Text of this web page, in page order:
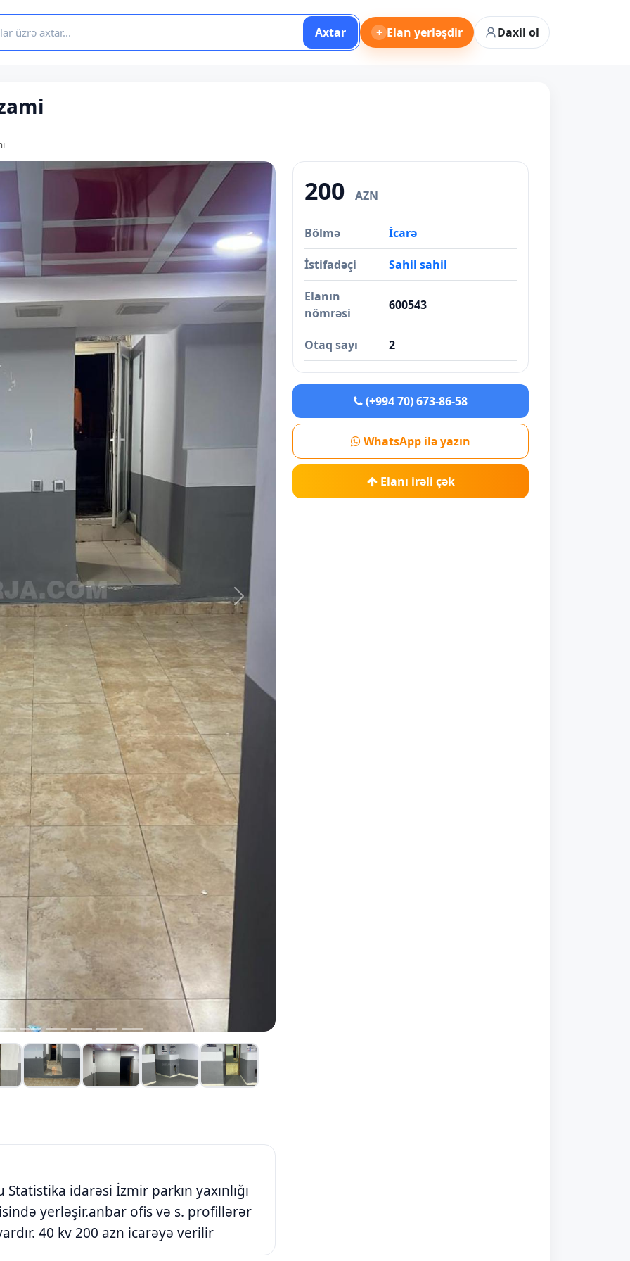
Axtar + Elan yerləşdir Daxil ol
Next
idarəsi İzmir parkın yaxınlığı
yerləşir.anbar ofis və s. profillərər
40 kv 200 azn icarəyə verilir
200 AZN
Bölmə İcarə
İstifadəçi Sahil sahil
Elanın
nömrəsi
600543
Otaq sayı 2
(+994 70) 673-86-58
WhatsApp ilə yazın
Elanı irəli çək